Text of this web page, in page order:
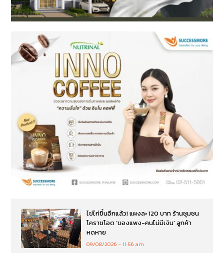
ไข่ไก่ขึ้นอีกแล้ว! แผงละ 120 บาท ร้านชุมชน
โคราชโอด ‘ของแพง-คนไม่มีเงิน’ ลูกค้า
หดหาย
09/08/2026 11:56 am